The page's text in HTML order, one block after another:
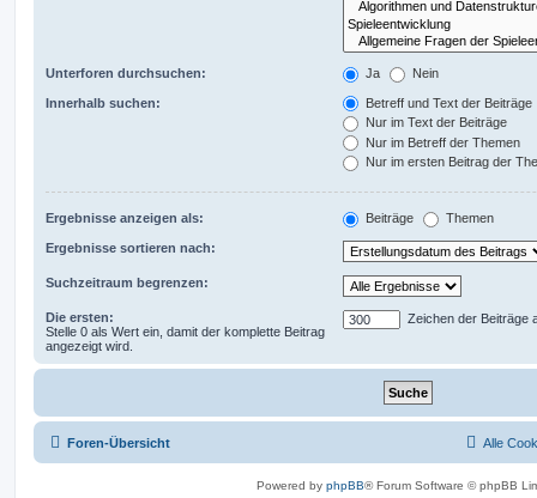
Unterforen durchsuchen: Ja Nein
Innerhalb suchen:
Betreff und Text der Beiträge
Nur im Text der Beiträge
Nur im Betreff der Themen
Nur im ersten Beitrag der
Ergebnisse anzeigen als: Beiträge Themen
Ergebnisse sortieren nach:
Suchzeitraum begrenzen:
Die ersten:
Stelle 0 als Wert ein, damit der komplette Beitrag
angezeigt wird.
Zeichen der Beiträge
Foren-Übersicht Alle
Powered by phpBB® Forum Software © phpBB